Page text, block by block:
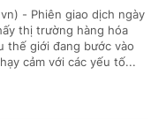
- Phiên giao dịch ngày
thị trường hàng hóa
thế giới đang bước vào
cảm với các yếu tố...